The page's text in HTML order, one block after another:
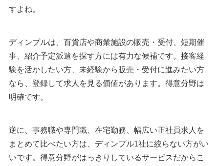
すよね。
ディンプルは、百貨店や商業施設の販売・受付、短期催
事、紹介予定派遣を探す方には有力な候補です。接客経
験を活かしたい方、未経験から販売・受付に進みたい方
なら、登録して求人を見る価値があります。得意分野は
明確です。
逆に、事務職や専門職、在宅勤務、幅広い正社員求人を
まとめて比べたい方は、ディンプル1社に絞らない方がい
いです。得意分野がはっきりしているサービスだからこ